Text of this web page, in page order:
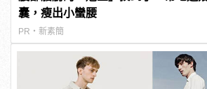
囊，瘦出小蠻腰
PR・新素簡